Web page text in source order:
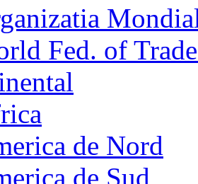
Fed. of
de Nord
de Sud